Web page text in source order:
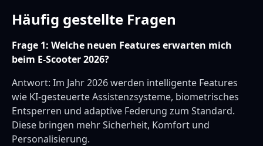
Häufig gestellte Fragen
Frage 1: Welche neuen Features erwarten mich
beim E-Scooter 2026?
Antwort: Im Jahr 2026 werden intelligente Features
wie KI-gesteuerte Assistenzsysteme, biometrisches
Entsperren und adaptive Federung zum Standard.
Diese bringen mehr Sicherheit, Komfort und
Personalisierung.